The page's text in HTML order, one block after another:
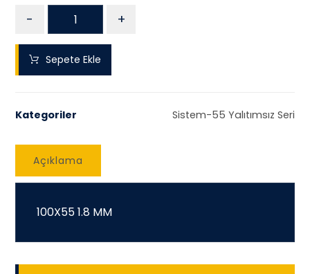
- +
Sepete Ekle
Kategoriler Sistem-55 Yalıtımsız Seri
Açıklama
100X55 1.8 MM